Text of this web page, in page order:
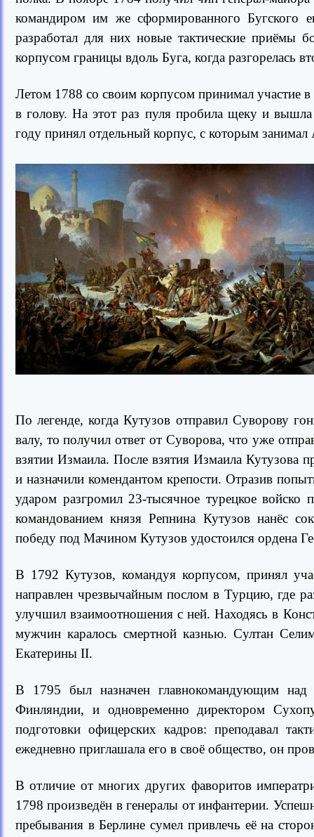
командиром им же сформированного Бугского
разработал для них новые тактические
корпусом границы вдоль Буга, когда разгорелась
Летом 1788 со своим корпусом принимал участие в
в голову. На этот раз пуля пробила щеку и
году принял отдельный корпус, с которым
По легенде, когда Кутузов отправил Суворову
валу, то получил ответ от Суворова, что уже
взятии Измаила. После взятия Измаила Кутузова
и назначили комендантом крепости. Отразив
ударом разгромил 23-тысячное турецкое
командованием князя Репнина Кутузов нанёс
победу под Мачином Кутузов удостоился ордена
В 1792 Кутузов, командуя корпусом, принял
направлен чрезвычайным послом в Турцию, где
улучшил взаимоотношения с ней. Находясь в
мужчин каралось смертной казнью. Султан
Екатерины II.
В 1795 был назначен главнокомандующим над
Финляндии, и одновременно директором
подготовки офицерских кадров: преподавал
ежедневно приглашала его в своё общество, он
В отличие от многих других фаворитов
1798 произведён в генералы от инфантерии.
пребывания в Берлине сумел привлечь её на